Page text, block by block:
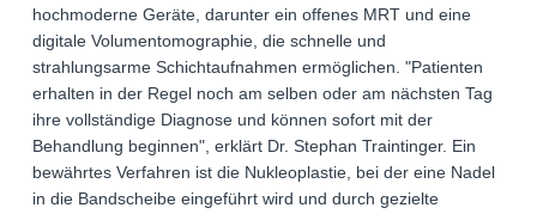
hochmoderne Geräte, darunter ein offenes MRT und eine
digitale Volumentomographie, die schnelle und
strahlungsarme Schichtaufnahmen ermöglichen. "Patienten
erhalten in der Regel noch am selben oder am nächsten Tag
ihre vollständige Diagnose und können sofort mit der
Behandlung beginnen", erklärt Dr. Stephan Traintinger. Ein
bewährtes Verfahren ist die Nukleoplastie, bei der eine Nadel
in die Bandscheibe eingeführt wird und durch gezielte